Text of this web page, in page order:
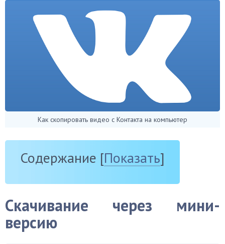
Как скопировать видео с Контакта на компьютер
Содержание [Показать]
Скачивание через мини-
версию